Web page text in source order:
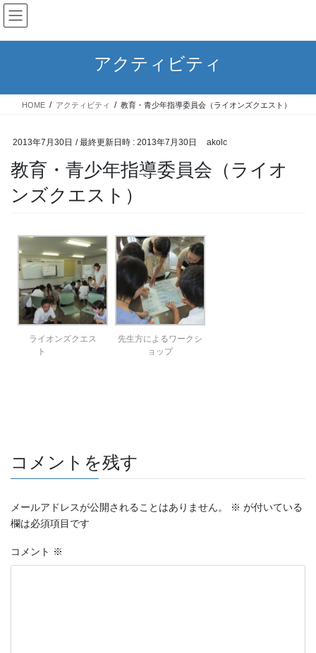
コ
ン
ス
ナ
ビ
ン
アクティビティ
HOME アクティビティ 教育・青少年指導委員会（ライオンズクエスト）
2013年7月30日 / 最終更新日時 : 2013年7月30日 akolc
教育・青少年指導委員会（ライオ
ンズクエスト）
ライオンズクエス
ト
先生方によるワークシ
ョップ
コメントを残す
メールアドレスが公開されることはありません。 ※ が付いている
欄は必須項目です
コメント ※